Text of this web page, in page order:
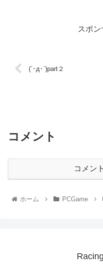
スポン
(´･д･`)part２
コメント
コメン
ホーム PCGame